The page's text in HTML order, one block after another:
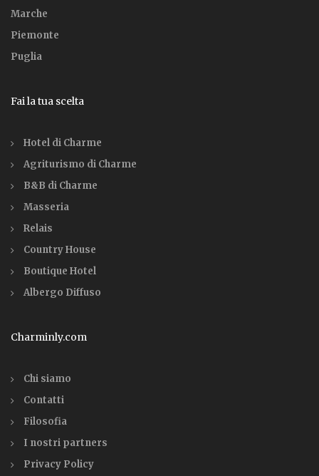
Marche
Piemonte
Puglia
Fai la tua scelta
Hotel di Charme
Agriturismo di Charme
B&B di Charme
Masseria
Relais
Country House
Boutique Hotel
Albergo Diffuso
Charminly.com
Chi siamo
Contatti
Filosofia
I nostri partners
Privacy Policy